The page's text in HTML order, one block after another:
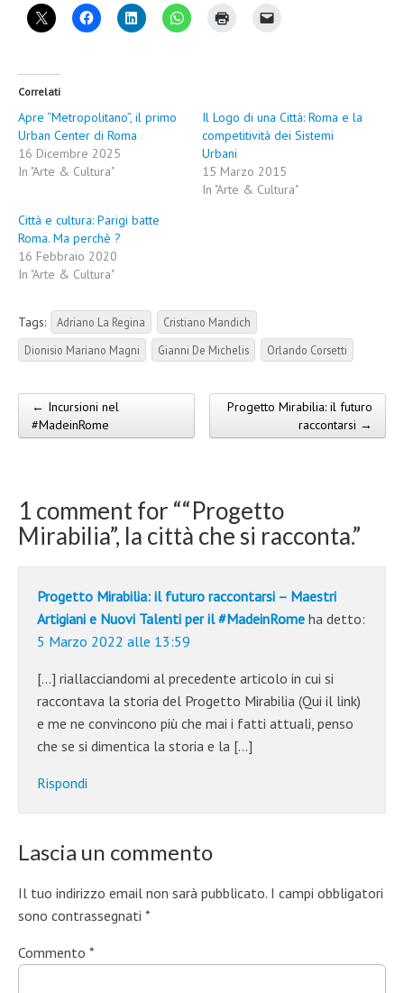
Correlati
Apre “Metropolitano”, il primo
Urban Center di Roma
16 Dicembre 2025
In "Arte & Cultura"
Il Logo di una Città: Roma e la
competitività dei Sistemi
Urbani
15 Marzo 2015
In "Arte & Cultura"
Città e cultura: Parigi batte
Roma. Ma perchè ?
16 Febbraio 2020
In "Arte & Cultura"
Tags: Adriano La Regina
Cristiano Mandich
Dionisio Mariano Magni
Gianni De Michelis Orlando Corsetti
Post navigation
← Incursioni nel
#MadeinRome
Progetto Mirabilia: il futuro
raccontarsi →
1 comment for ““Progetto
Mirabilia”, la città che si racconta.”
Progetto Mirabilia: il futuro raccontarsi – Maestri
Artigiani e Nuovi Talenti per il #MadeinRome ha detto:
5 Marzo 2022 alle 13:59
[…] riallacciandomi al precedente articolo in cui si
raccontava la storia del Progetto Mirabilia (Qui il link)
e me ne convincono più che mai i fatti attuali, penso
che se si dimentica la storia e la […]
Rispondi
Lascia un commento
Il tuo indirizzo email non sarà pubblicato. I campi obbligatori
sono contrassegnati *
Commento *